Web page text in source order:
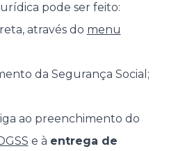
pode ser feito:
através do menu
da Segurança Social;
ao preenchimento do
e à entrega de